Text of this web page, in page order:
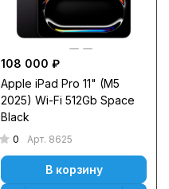
108 000 ₽
Apple iPad Pro 11" (M5
2025) Wi-Fi 512Gb Space
Black
0 Арт. 8625
В корзину